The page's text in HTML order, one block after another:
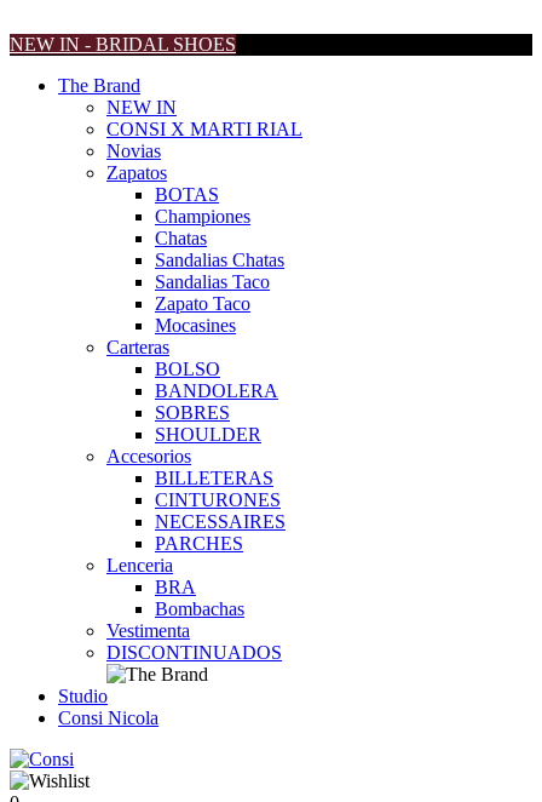
NEW IN - BRIDAL SHOES
The Brand
NEW IN
CONSI X MARTI RIAL
Novias
Zapatos
BOTAS
Championes
Chatas
Sandalias Chatas
Sandalias Taco
Zapato Taco
Mocasines
Carteras
BOLSO
BANDOLERA
SOBRES
SHOULDER
Accesorios
BILLETERAS
CINTURONES
NECESSAIRES
PARCHES
Lenceria
BRA
Bombachas
Vestimenta
DISCONTINUADOS
Studio
Consi Nicola